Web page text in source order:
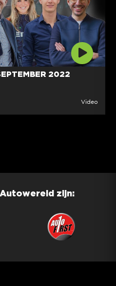
2022
Video
zijn: